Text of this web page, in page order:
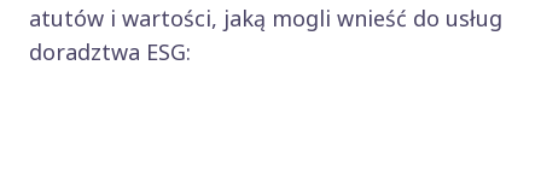
atutów i wartości, jaką mogli wnieść do usług
doradztwa ESG: